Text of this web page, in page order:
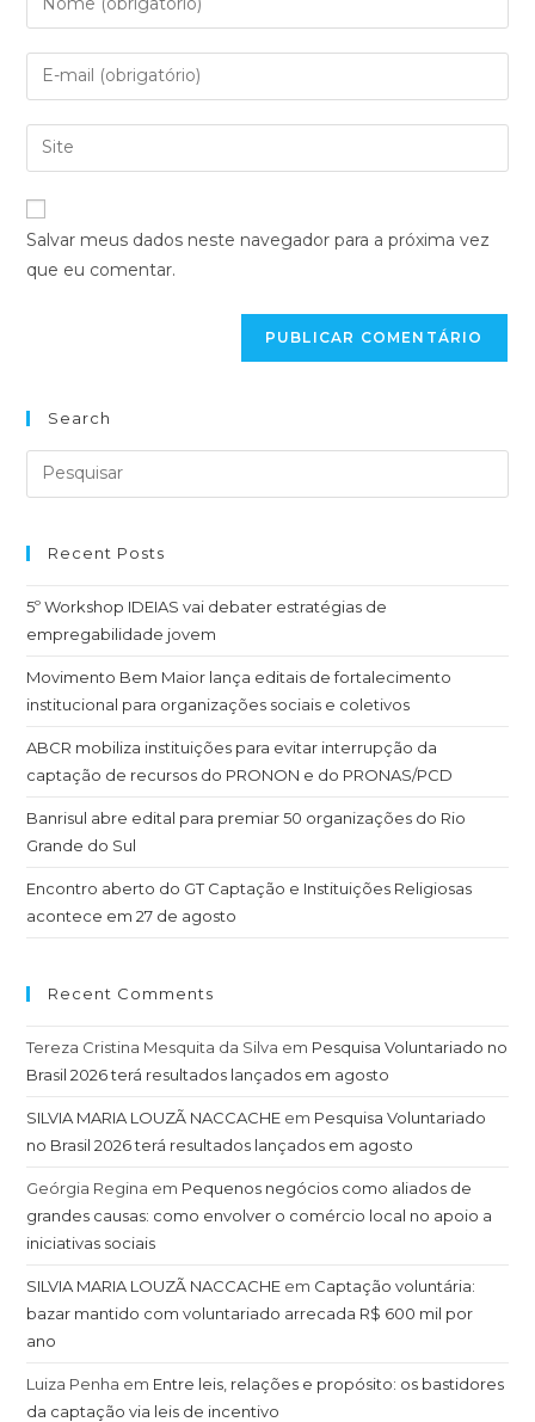
Salvar meus dados neste navegador para a próxima vez
que eu comentar.
Search
Recent Posts
5º Workshop IDEIAS vai debater estratégias de
empregabilidade jovem
Movimento Bem Maior lança editais de fortalecimento
institucional para organizações sociais e coletivos
ABCR mobiliza instituições para evitar interrupção da
captação de recursos do PRONON e do PRONAS/PCD
Banrisul abre edital para premiar 50 organizações do Rio
Grande do Sul
Encontro aberto do GT Captação e Instituições Religiosas
acontece em 27 de agosto
Recent Comments
Tereza Cristina Mesquita da Silva em Pesquisa Voluntariado no
Brasil 2026 terá resultados lançados em agosto
SILVIA MARIA LOUZÃ NACCACHE em Pesquisa Voluntariado
no Brasil 2026 terá resultados lançados em agosto
Geórgia Regina em Pequenos negócios como aliados de
grandes causas: como envolver o comércio local no apoio a
iniciativas sociais
SILVIA MARIA LOUZÃ NACCACHE em Captação voluntária:
bazar mantido com voluntariado arrecada R$ 600 mil por
ano
Luiza Penha em Entre leis, relações e propósito: os bastidores
da captação via leis de incentivo